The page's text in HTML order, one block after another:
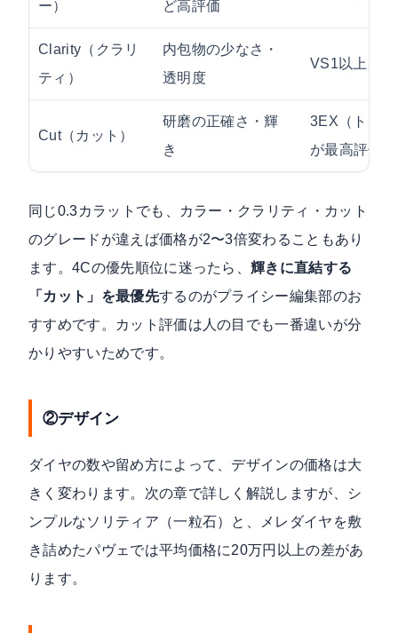
ー）
ど高評価
Clarity（クラリ
ティ）
内包物の少なさ・
透明度
VS1以上が
Cut（カット）
研磨の正確さ・輝
き
3EX（トリ
が最高評価
同じ0.3カラットでも、カラー・クラリティ・カット
のグレードが違えば価格が2〜3倍変わることもあり
ます。4Cの優先順位に迷ったら、輝きに直結する
「カット」を最優先するのがプライシー編集部のお
すすめです。カット評価は人の目でも一番違いが分
かりやすいためです。
②デザイン
ダイヤの数や留め方によって、デザインの価格は大
きく変わります。次の章で詳しく解説しますが、シ
ンプルなソリティア（一粒石）と、メレダイヤを敷
き詰めたパヴェでは平均価格に20万円以上の差があ
ります。